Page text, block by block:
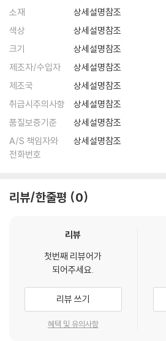
소재
상세설명참조
색상
상세설명참조
크기
상세설명참조
제조자/수입자
상세설명참조
제조국
상세설명참조
취급시주의사항
상세설명참조
품질보증기준
상세설명참조
A/S 책임자와
전화번호
상세설명참조
리뷰/한줄평 0
리뷰
첫번째 리뷰어가
되어주세요.
리뷰 쓰기
혜택 및 유의사항